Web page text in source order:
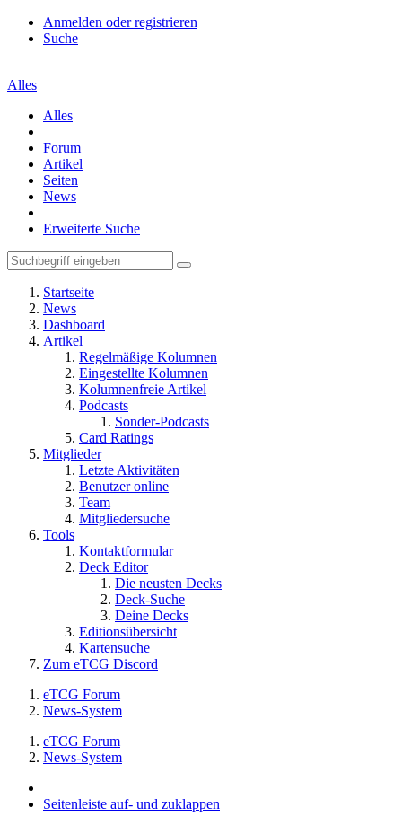
Anmelden oder registrieren
Suche
Alles
Alles
Forum
Artikel
Seiten
News
Erweiterte Suche
Startseite
News
Dashboard
Artikel
Regelmäßige Kolumnen
Eingestellte Kolumnen
Kolumnenfreie Artikel
Podcasts
Sonder-Podcasts
Card Ratings
Mitglieder
Letzte Aktivitäten
Benutzer online
Team
Mitgliedersuche
Tools
Kontaktformular
Deck Editor
Die neusten Decks
Deck-Suche
Deine Decks
Editionsübersicht
Kartensuche
Zum eTCG Discord
eTCG Forum
News-System
eTCG Forum
News-System
Seitenleiste auf- und zuklappen